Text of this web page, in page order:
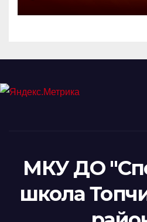
МКУ ДО
школа